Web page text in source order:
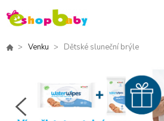
Venku Dětské sluneční brýle